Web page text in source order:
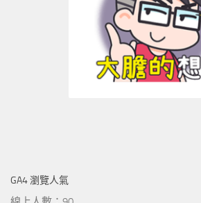
GA4 瀏覽人氣